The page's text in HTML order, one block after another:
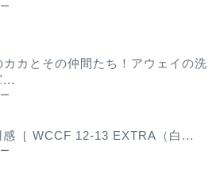
カとその仲間たち！アウェイの洗
...
感［ WCCF 12-13 EXTRA（白...